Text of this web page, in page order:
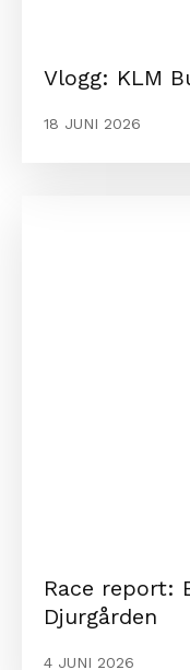
Vlogg: KLM
18 JUNI 2026
Race report:
Djurgården
4 JUNI 2026